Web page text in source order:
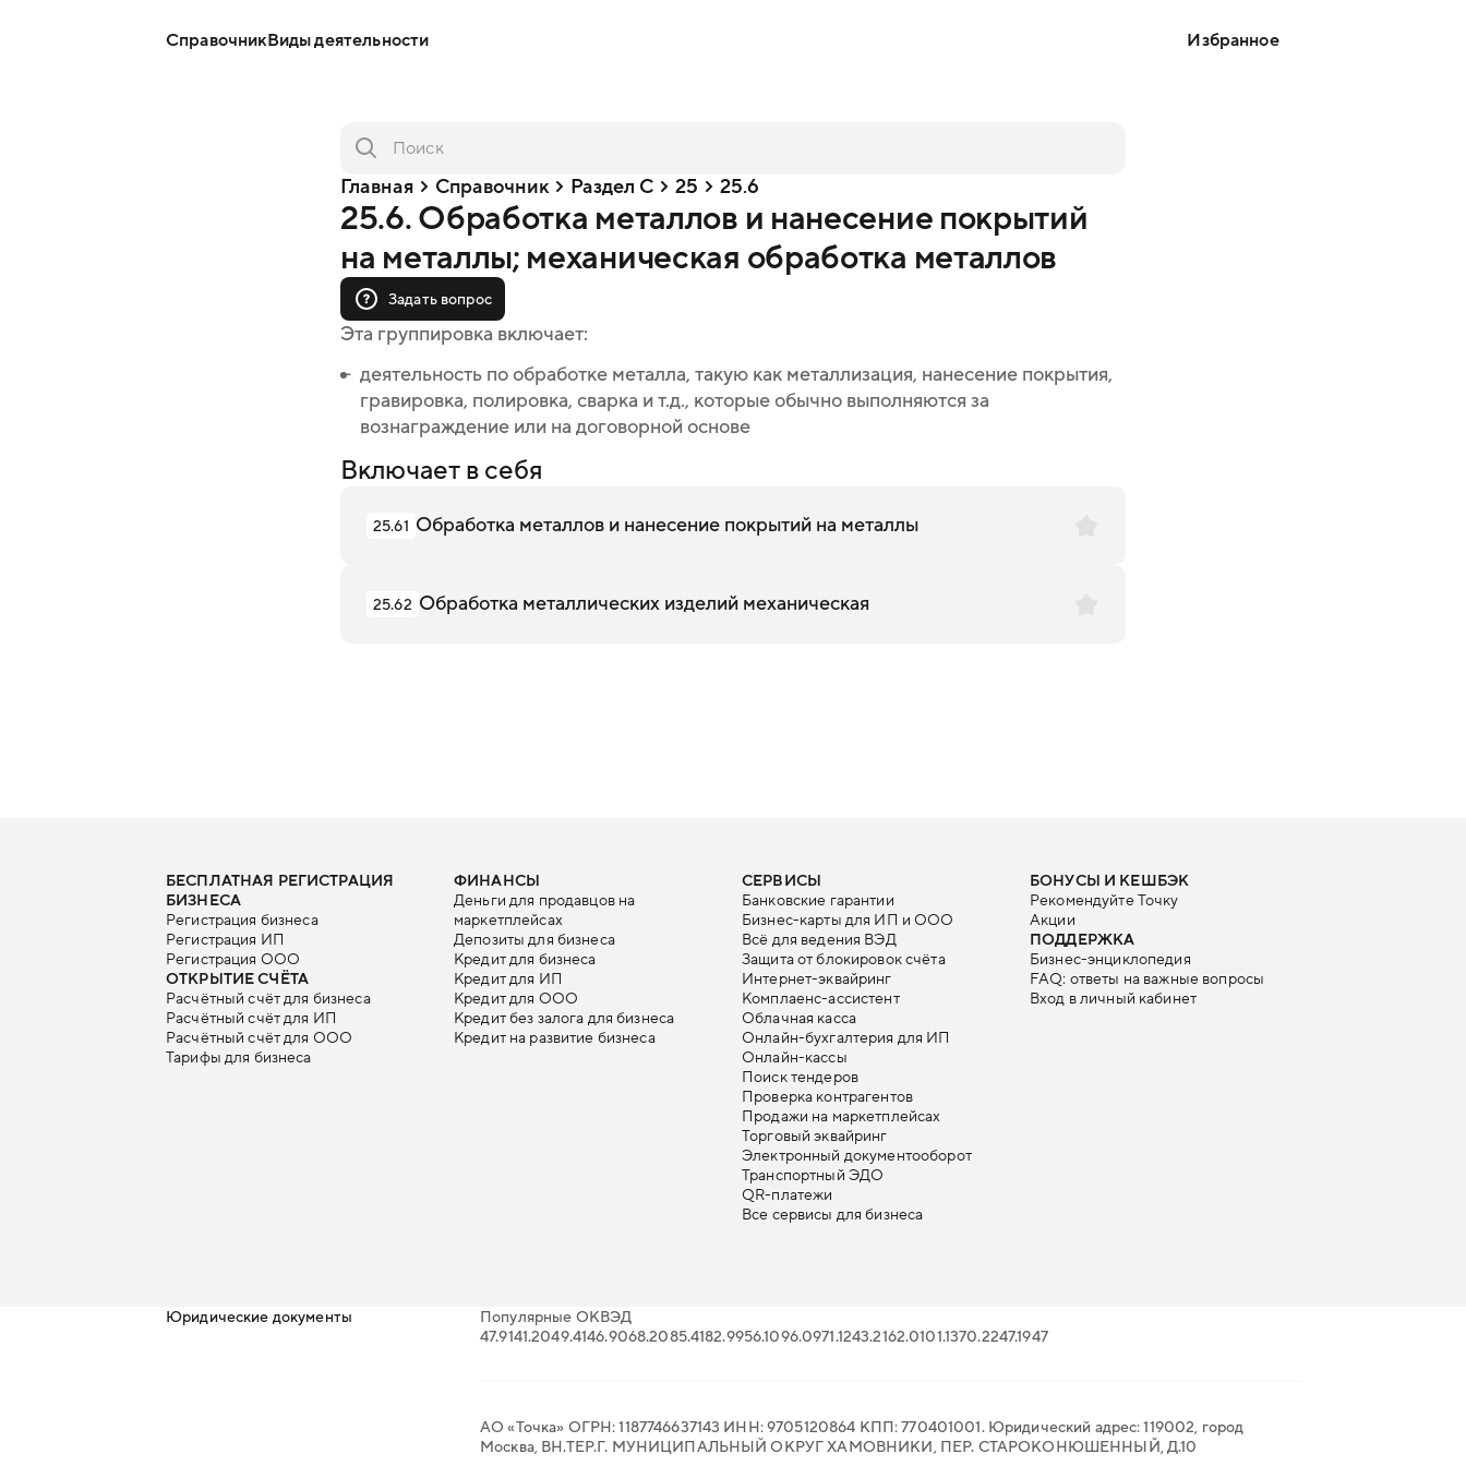
СправочникВиды деятельности Избранное
Главная Справочник Раздел C 25 25.6
25.6. Обработка металлов и нанесение покрытий
на металлы; механическая обработка металлов
Задать вопрос
Эта группировка включает:
деятельность по обработке металла, такую как металлизация, нанесение покрытия,
гравировка, полировка, сварка и т.д., которые обычно выполняются за
вознаграждение или на договорной основе
Включает в себя
25.61 Обработка металлов и нанесение покрытий на металлы
25.62 Обработка металлических изделий механическая
БЕСПЛАТНАЯ РЕГИСТРАЦИЯ
БИЗНЕСА
Регистрация бизнеса
Регистрация ИП
Регистрация ООО
ОТКРЫТИЕ СЧЁТА
Расчётный счёт для бизнеса
Расчётный счёт для ИП
Расчётный счёт для ООО
Тарифы для бизнеса
ФИНАНСЫ
Деньги для продавцов на
маркетплейсах
Депозиты для бизнеса
Кредит для бизнеса
Кредит для ИП
Кредит для ООО
Кредит без залога для бизнеса
Кредит на развитие бизнеса
СЕРВИСЫ
Банковские гарантии
Бизнес-карты для ИП и ООО
Всё для ведения ВЭД
Защита от блокировок счёта
Интернет-эквайринг
Комплаенс-ассистент
Облачная касса
Онлайн-бухгалтерия для ИП
Онлайн-кассы
Поиск тендеров
Проверка контрагентов
Продажи на маркетплейсах
Торговый эквайринг
Электронный документооборот
Транспортный ЭДО
QR-платежи
Все сервисы для бизнеса
БОНУСЫ И КЕШБЭК
Рекомендуйте Точку
Акции
ПОДДЕРЖКА
Бизнес-энциклопедия
FAQ: ответы на важные вопросы
Вход в личный кабинет
Юридические документы
Популярные ОКВЭД
47.9141.2049.4146.9068.2085.4182.9956.1096.0971.1243.2162.0101.1370.2247.1947
АО «Точка» ОГРН: 1187746637143 ИНН: 9705120864 КПП: 770401001. Юридический адрес: 119002, город
Москва, ВН.ТЕР.Г. МУНИЦИПАЛЬНЫЙ ОКРУГ ХАМОВНИКИ, ПЕР. СТАРОКОНЮШЕННЫЙ, Д.10